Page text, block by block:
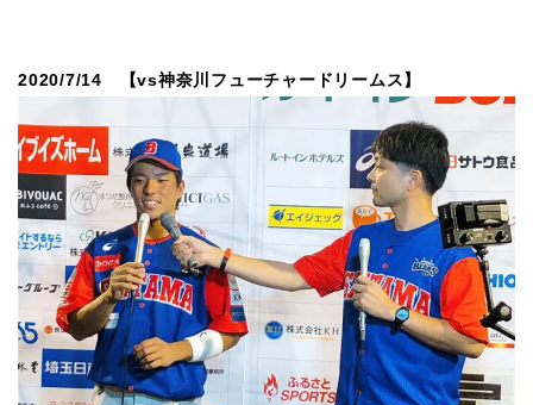
2020/7/14 【vs神奈川フューチャードリームス】